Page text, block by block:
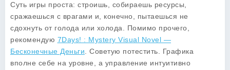
Суть игры проста: строишь, собираешь ресурсы,
сражаешься с врагами и, конечно, пытаешься не
сдохнуть от голода или холода. Помимо прочего,
рекомендую 7Days! : Mystery Visual Novel —
Бесконечные Деньги . Советую потестить. Графика
вполне себе на уровне, а управление интуитивно